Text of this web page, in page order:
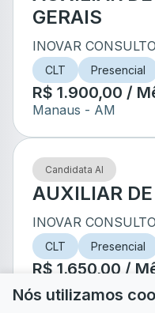
GERAIS
INOVAR
CLT Presencial
R$ 1.900,00 /
Manaus - AM
Candidata AI
AUXILIAR
INOVAR
CLT Presencial
R$ 1.650,00 /
Manaus
Nós utilizamos